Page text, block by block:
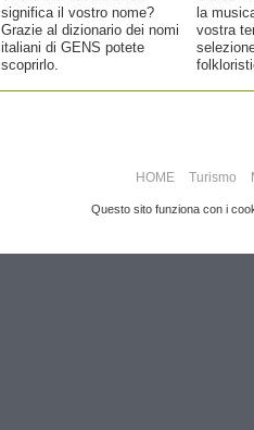
significa il vostro nome?
Grazie al dizionario dei nomi
italiani di GENS potete
scoprirlo.
la
vostra
HOME Turismo
Questo sito funziona con i